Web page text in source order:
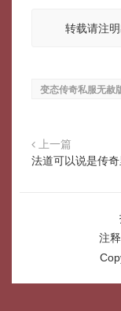
转载请注明
变态传奇私服无赦
上一篇
法道可以说是传
注